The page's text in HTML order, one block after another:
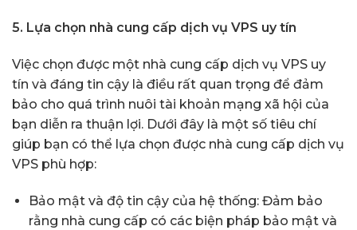
5. Lựa chọn nhà cung cấp dịch vụ VPS uy tín
Việc chọn được một nhà cung cấp dịch vụ VPS uy
tín và đáng tin cậy là điều rất quan trọng để đảm
bảo cho quá trình nuôi tài khoản mạng xã hội của
bạn diễn ra thuận lợi. Dưới đây là một số tiêu chí
giúp bạn có thể lựa chọn được nhà cung cấp dịch vụ
VPS phù hợp:
Bảo mật và độ tin cậy của hệ thống: Đảm bảo
rằng nhà cung cấp có các biện pháp bảo mật và